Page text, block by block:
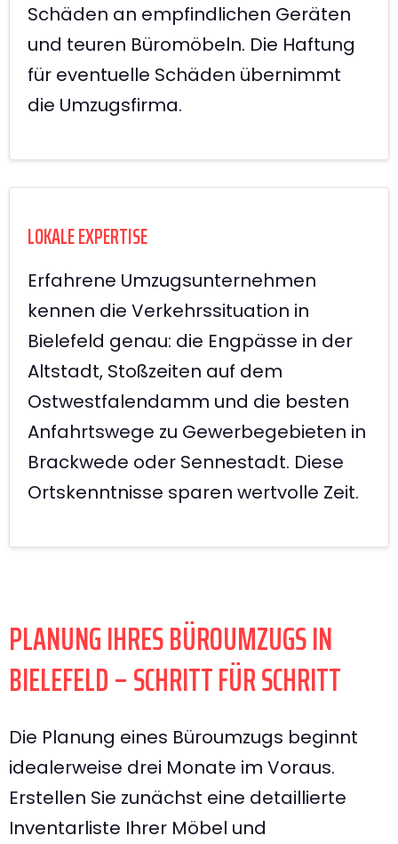
Schäden an empfindlichen Geräten
und teuren Büromöbeln. Die Haftung
für eventuelle Schäden übernimmt
die Umzugsfirma.
LOKALE EXPERTISE
Erfahrene Umzugsunternehmen
kennen die Verkehrssituation in
Bielefeld genau: die Engpässe in der
Altstadt, Stoßzeiten auf dem
Ostwestfalendamm und die besten
Anfahrtswege zu Gewerbegebieten in
Brackwede oder Sennestadt. Diese
Ortskenntnisse sparen wertvolle Zeit.
PLANUNG IHRES BÜROUMZUGS IN
BIELEFELD – SCHRITT FÜR SCHRITT
Die Planung eines Büroumzugs beginnt
idealerweise drei Monate im Voraus.
Erstellen Sie zunächst eine detaillierte
Inventarliste Ihrer Möbel und